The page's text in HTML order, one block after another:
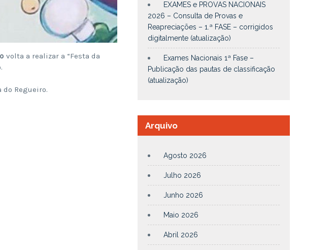
volta a realizar a “Festa da
Regueiro.
EXAMES e PROVAS NACIONAIS
2026 – Consulta de Provas e
Reapreciações – 1.ª FASE – corrigidos
digitalmente (atualização)
Exames Nacionais 1ª Fase –
Publicação das pautas de classificação
(atualização)
Arquivo
Agosto 2026
Julho 2026
Junho 2026
Maio 2026
Abril 2026